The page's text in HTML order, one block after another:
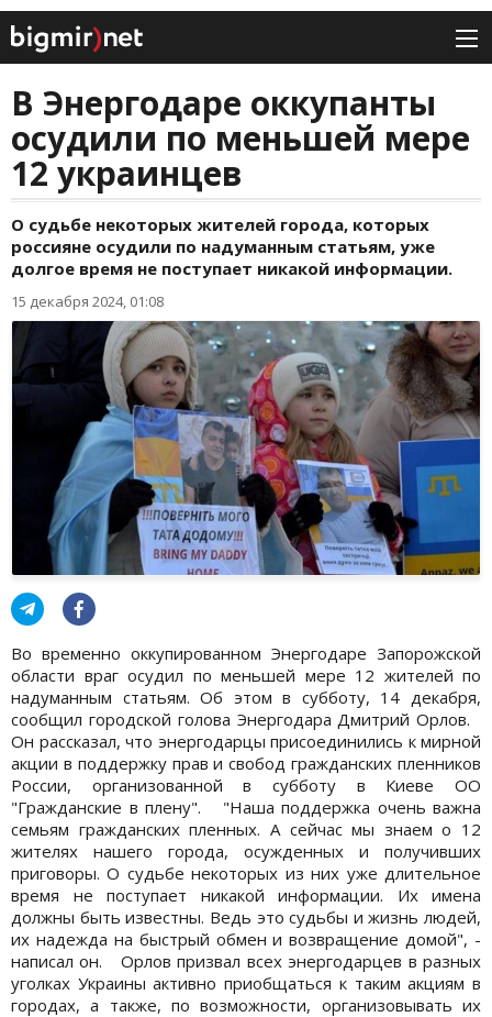
В Энергодаре оккупанты
осудили по меньшей мере
12 украинцев
О судьбе некоторых жителей города, которых
россияне осудили по надуманным статьям, уже
долгое время не поступает никакой информации.
15 декабря 2024, 01:08
Во временно оккупированном Энергодаре Запорожской
области враг осудил по меньшей мере 12 жителей по
надуманным статьям. Об этом в субботу, 14 декабря,
сообщил городской голова Энергодара Дмитрий Орлов.
Он рассказал, что энергодарцы присоединились к мирной
акции в поддержку прав и свобод гражданских пленников
России, организованной в субботу в Киеве ОО
"Гражданские в плену". "Наша поддержка очень важна
семьям гражданских пленных. А сейчас мы знаем о 12
жителях нашего города, осужденных и получивших
приговоры. О судьбе некоторых из них уже длительное
время не поступает никакой информации. Их имена
должны быть известны. Ведь это судьбы и жизнь людей,
их надежда на быстрый обмен и возвращение домой", -
написал он. Орлов призвал всех энергодарцев в разных
уголках Украины активно приобщаться к таким акциям в
городах, а также, по возможности, организовывать их